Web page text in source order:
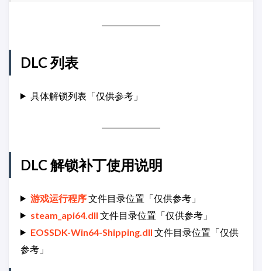
DLC 列表
具体解锁列表「仅供参考」
DLC 解锁补丁使用说明
游戏运行程序文件目录位置「仅供参考」
steam_api64.dll 文件目录位置「仅供参考」
EOSSDK-Win64-Shipping.dll 文件目录位置「仅供
参考」